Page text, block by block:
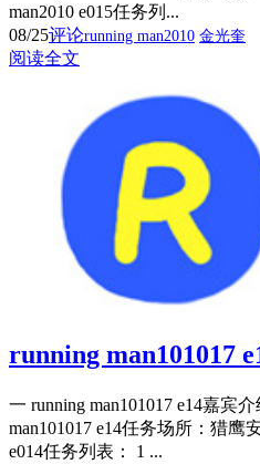
man2010 e015任务列...
08/25评论running man2010 金光奎
阅读全文
running man101017
一 running man101017 e14嘉宾
man101017 e14任务场所：猎鹰
e014任务列表： 1 ...